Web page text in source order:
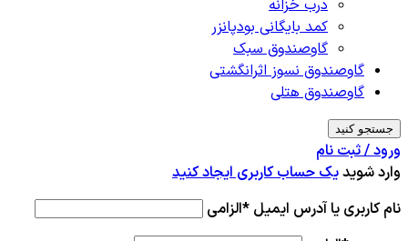
درب خزانه
کمد بایگانی بودپانزر
گاوصندوق سبک
گاوصندوق نسوز اثرانگشتی
گاوصندوق هتلی
جستجو کنید
ورود / ثبت نام
وارد شویدیک حساب کاربری ایجاد کنید
نام کاربری یا آدرس ایمیل *الزامی